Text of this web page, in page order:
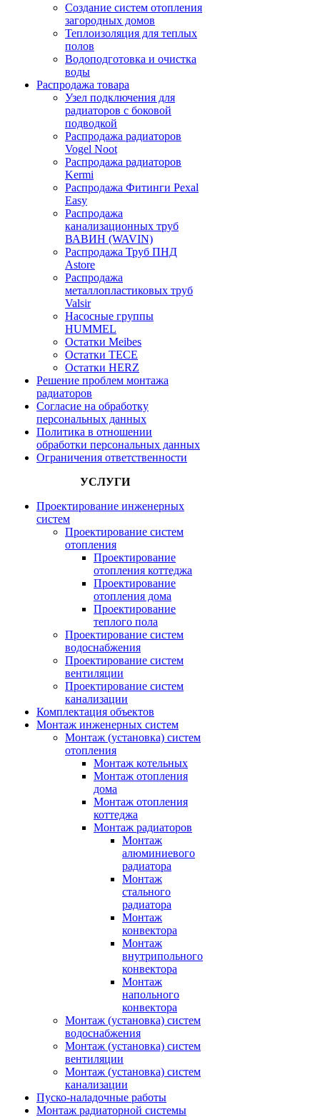
Создание систем отопления
загородных домов
Теплоизоляция для теплых
полов
Водоподготовка и очистка
воды
Распродажа товара
Узел подключения для
радиаторов с боковой
подводкой
Распродажа радиаторов
Vogel Noot
Распродажа радиаторов
Kermi
Распродажа Фитинги Pexal
Easy
Распродажа
канализационных труб
ВАВИН (WAVIN)
Распродажа Труб ПНД
Astore
Распродажа
металлопластиковых труб
Valsir
Насосные группы
HUMMEL
Остатки Meibes
Остатки ТЕСЕ
Остатки HERZ
Решение проблем монтажа
радиаторов
Согласие на обработку
персональных данных
Политика в отношении
обработки персональных данных
Ограничения ответственности
УСЛУГИ
Проектирование инженерных
систем
Проектирование систем
отопления
Проектирование
отопления коттеджа
Проектирование
отопления дома
Проектирование
теплого пола
Проектирование систем
водоснабжения
Проектирование систем
вентиляции
Проектирование систем
канализации
Комплектация объектов
Монтаж инженерных систем
Монтаж (установка) систем
отопления
Монтаж котельных
Монтаж отопления
дома
Монтаж отопления
коттеджа
Монтаж радиаторов
Монтаж
алюминиевого
радиатора
Монтаж
стального
радиатора
Монтаж
конвектора
Монтаж
внутрипольного
конвектора
Монтаж
напольного
конвектора
Монтаж (установка) систем
водоснабжения
Монтаж (установка) систем
вентиляции
Монтаж (установка) систем
канализации
Пуско-наладочные работы
Монтаж радиаторной системы